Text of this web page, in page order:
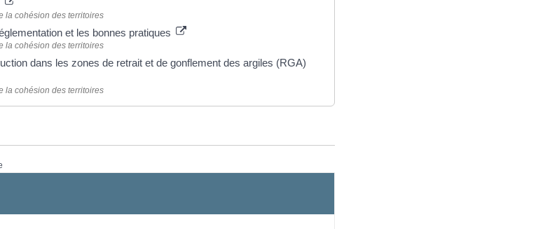
la cohésion des territoires
et les bonnes pratiques
la cohésion des territoires
dans les zones de retrait et de gonflement des argiles (RGA)
la cohésion des territoires